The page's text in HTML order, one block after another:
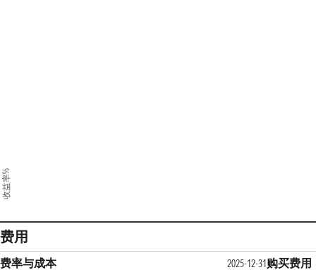
收益率%
费用
费率与成本 2025-12-31购买费用